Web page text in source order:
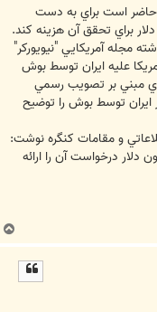
حاضر است براي به دست
براي تحقق آن هزينه كند.
مجله آمريكايي "نيويوركر"
عليه ايران توسط بوش
مبني بر تصويب رسمي
ايران توسط بوش را توضيح
و مقامات كنگره نوشت:
محرمانه كه بوش تا 400 ميليون دلار درخواست آن را ارائه
ب
ا